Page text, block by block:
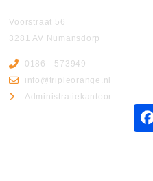
Voorstraat 56
3281 AV Numansdorp
0186 - 573949
info@tripleorange.nl
Administratiekantoor